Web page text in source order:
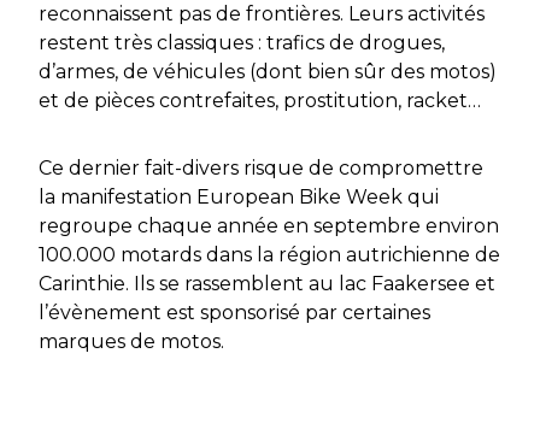
reconnaissent pas de frontières. Leurs activités
restent très classiques : trafics de drogues,
d’armes, de véhicules (dont bien sûr des motos)
et de pièces contrefaites, prostitution, racket…
Ce dernier fait-divers risque de compromettre
la manifestation European Bike Week qui
regroupe chaque année en septembre environ
100.000 motards dans la région autrichienne de
Carinthie. Ils se rassemblent au lac Faakersee et
l’évènement est sponsorisé par certaines
marques de motos.